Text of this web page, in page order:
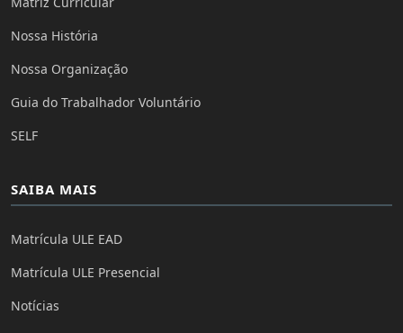
Nossa História
Nossa Organização
Guia do Trabalhador Voluntário
SELF
SAIBA MAIS
Matrícula ULE EAD
Matrícula ULE Presencial
Notícias